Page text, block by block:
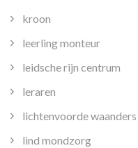
kroon
leerling monteur
leidsche rijn centrum
leraren
lichtenvoorde waanders
lind mondzorg